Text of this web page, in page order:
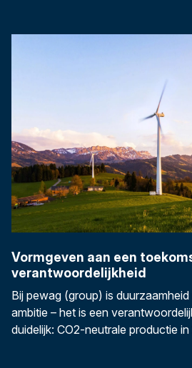
Vormgeven aan een
verantwoordelijkheid
Bij pewag (group) is
ambitie – het is een
duidelijk: CO2-neutrale productie